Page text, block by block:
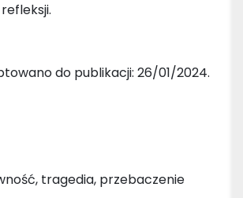
do publikacji: 26/01/2024.
tragedia, przebaczenie